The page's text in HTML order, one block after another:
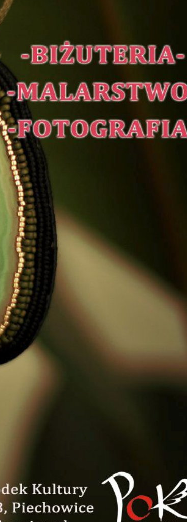
Dotacja do wymiany źródeł ogrzewania
Ciepłe Mieszkanie
Odpady komunalne
Piechowicki Ośrodek Kultury
Miejski Ośrodek Pomocy Społecznej
Zakład Usług Komunalnych
Strategie i programy
Zarządzanie kryzysowe
Dostępność
Cmentarz komunalny
Budżet obywatelski
Projekty
Piechowice- Demitz Thumitz
Drogi do szkła i granitu
Atrakcje Turystyczne
Informacja Turystyczna
Poznaj Piechowice
Karkonosze
Wirtualny spacer